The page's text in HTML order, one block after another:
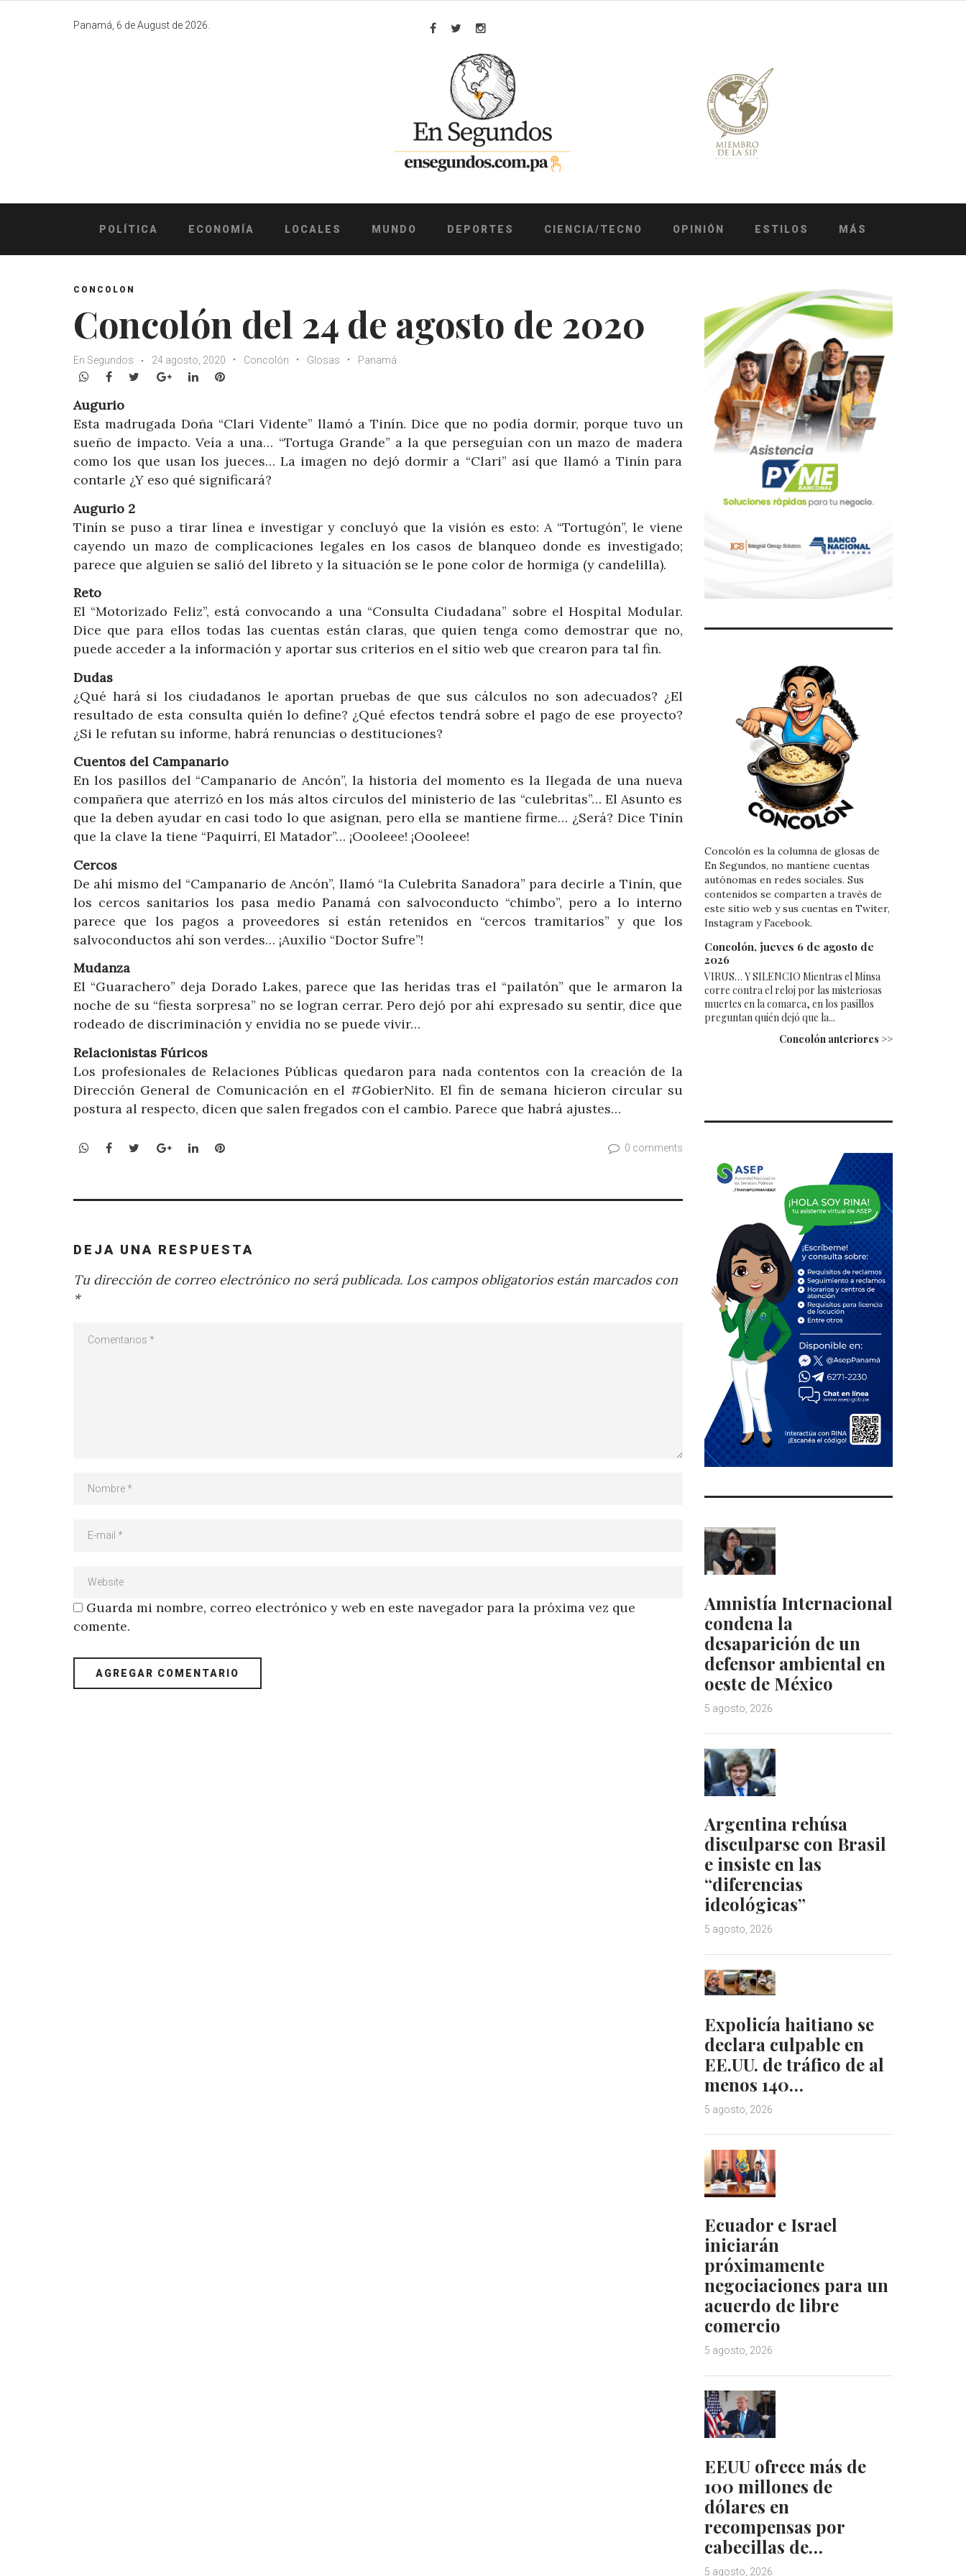
Panamá, 6 de August de 2026.
Facebook
TwitterInstagram
POLÍTICA ECONOMÍA LOCALES MUNDO DEPORTES CIENCIA/TECNO OPINIÓN ESTILOS MÁS
CONCOLON
Concolón del 24 de agosto de 2020
En Segundos 24 agosto, 2020 Concolón Glosas Panamá
WhatsApp
Facebook
TwitterGoogle+LinkedInPinterest
Augurio
Esta madrugada Doña “Clari Vidente” llamó a Tinín. Dice que no podía dormir, porque tuvo un
sueño de impacto. Veía a una… “Tortuga Grande” a la que perseguían con un mazo de madera
como los que usan los jueces… La imagen no dejó dormir a “Clari” así que llamó a Tinín para
contarle ¿Y eso qué significará?
Augurio 2
Tinín se puso a tirar línea e investigar y concluyó que la visión es esto: A “Tortugón”, le viene
cayendo un mazo de complicaciones legales en los casos de blanqueo donde es investigado;
parece que alguien se salió del libreto y la situación se le pone color de hormiga (y candelilla).
Reto
El “Motorizado Feliz”, está convocando a una “Consulta Ciudadana” sobre el Hospital Modular.
Dice que para ellos todas las cuentas están claras, que quien tenga como demostrar que no,
puede acceder a la información y aportar sus criterios en el sitio web que crearon para tal fin.
Dudas
¿Qué hará si los ciudadanos le aportan pruebas de que sus cálculos no son adecuados? ¿El
resultado de esta consulta quién lo define? ¿Qué efectos tendrá sobre el pago de ese proyecto?
¿Si le refutan su informe, habrá renuncias o destituciones?
Cuentos del Campanario
En los pasillos del “Campanario de Ancón”, la historia del momento es la llegada de una nueva
compañera que aterrizó en los más altos círculos del ministerio de las “culebritas”… El Asunto es
que la deben ayudar en casi todo lo que asignan, pero ella se mantiene firme… ¿Será? Dice Tinín
que la clave la tiene “Paquirrí, El Matador”… ¡Oooleee! ¡Oooleee!
Cercos
De ahí mismo del “Campanario de Ancón”, llamó “la Culebrita Sanadora” para decirle a Tinín, que
los cercos sanitarios los pasa medio Panamá con salvoconducto “chimbo”, pero a lo interno
parece que los pagos a proveedores sí están retenidos en “cercos tramitarios” y que los
salvoconductos ahí son verdes… ¡Auxilio “Doctor Sufre”!
Mudanza
El “Guarachero” deja Dorado Lakes, parece que las heridas tras el “pailatón” que le armaron la
noche de su “fiesta sorpresa” no se logran cerrar. Pero dejó por ahí expresado su sentir, dice que
rodeado de discriminación y envidia no se puede vivir…
Relacionistas Fúricos
Los profesionales de Relaciones Públicas quedaron para nada contentos con la creación de la
Dirección General de Comunicación en el #GobierNito. El fin de semana hicieron circular su
postura al respecto, dicen que salen fregados con el cambio. Parece que habrá ajustes…
WhatsApp
Facebook
TwitterGoogle+LinkedInPinterest 0 comments
DEJA UNA RESPUESTA
Tu dirección de correo electrónico no será publicada. Los campos obligatorios están marcados con
*
Guarda mi nombre, correo electrónico y web en este navegador para la próxima vez que
comente.
Concolón es la columna de glosas de
En Segundos, no mantiene cuentas
autónomas en redes sociales. Sus
contenidos se comparten a través de
este sitio web y sus cuentas en Twiter,
Instagram y Facebook.
Concolón, jueves 6 de agosto de
2026
VIRUS… Y SILENCIO Mientras el Minsa
corre contra el reloj por las misteriosas
muertes en la comarca, en los pasillos
preguntan quién dejó que la...
Concolón anteriores >>
Amnistía Internacional
condena la
desaparición de un
defensor ambiental en
oeste de México
5 agosto, 2026
Argentina rehúsa
disculparse con Brasil
e insiste en las
“diferencias
ideológicas”
5 agosto, 2026
Expolicía haitiano se
declara culpable en
EE.UU. de tráfico de al
menos 140…
5 agosto, 2026
Ecuador e Israel
iniciarán
próximamente
negociaciones para un
acuerdo de libre
comercio
5 agosto, 2026
EEUU ofrece más de
100 millones de
dólares en
recompensas por
cabecillas de…
5 agosto, 2026